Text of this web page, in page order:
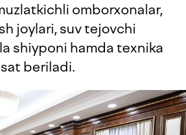
omborxonalar,
joylari, suv tejovchi
shiyponi hamda texnika
beriladi.